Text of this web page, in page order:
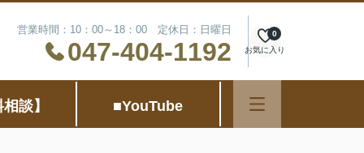
営業時間：10：00～18：00 定休日：日曜日
047-404-1192 お気に入り
0
談】 ■YouTube